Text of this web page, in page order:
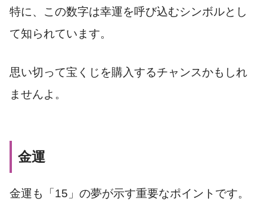
特に、この数字は幸運を呼び込むシンボルとし
て知られています。
思い切って宝くじを購入するチャンスかもしれ
ませんよ。
金運
金運も「15」の夢が示す重要なポイントです。